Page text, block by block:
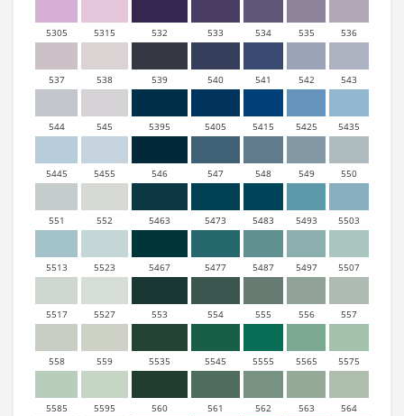
5305 5315 532 533 534 535 536
537 538 539 540 541 542 543
544 545 5395 5405 5415 5425 5435
5445 5455 546 547 548 549 550
551 552 5463 5473 5483 5493 5503
5513 5523 5467 5477 5487 5497 5507
5517 5527 553 554 555 556 557
558 559 5535 5545 5555 5565 5575
5585 5595 560 561 562 563 564